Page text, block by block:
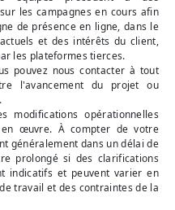
les campagnes en cours afin
de présence en ligne, dans le
et des intérêts du client,
les plateformes tierces.
pouvez nous contacter à tout
l'avancement du projet ou
modifications opérationnelles
œuvre. À compter de votre
généralement dans un délai de
prolongé si des clarifications
indicatifs et peuvent varier en
travail et des contraintes de la